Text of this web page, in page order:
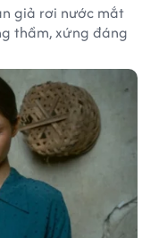
giả rơi nước mắt
thầm, xứng đáng